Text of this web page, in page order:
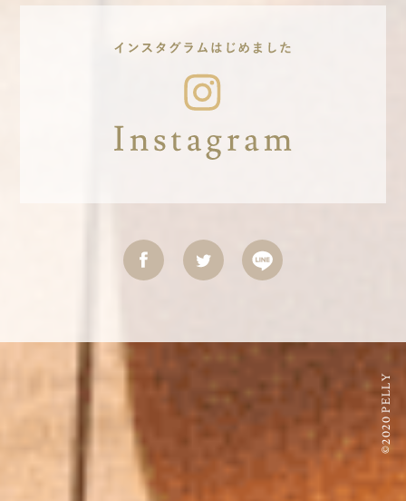
©2020 PELLY